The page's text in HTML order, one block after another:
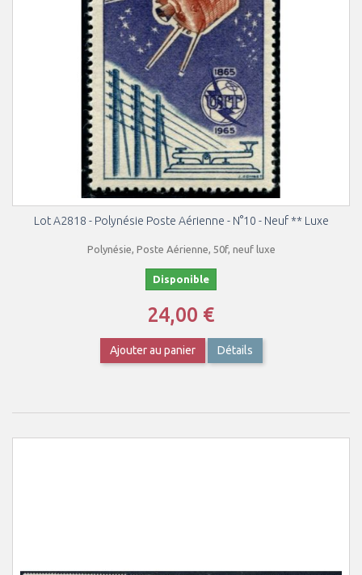
Lot A2818 - Polynésie Poste Aérienne - N°10 - Neuf ** Luxe
Polynésie, Poste Aérienne, 50f, neuf luxe
Disponible
24,00 €
Ajouter au panier Détails